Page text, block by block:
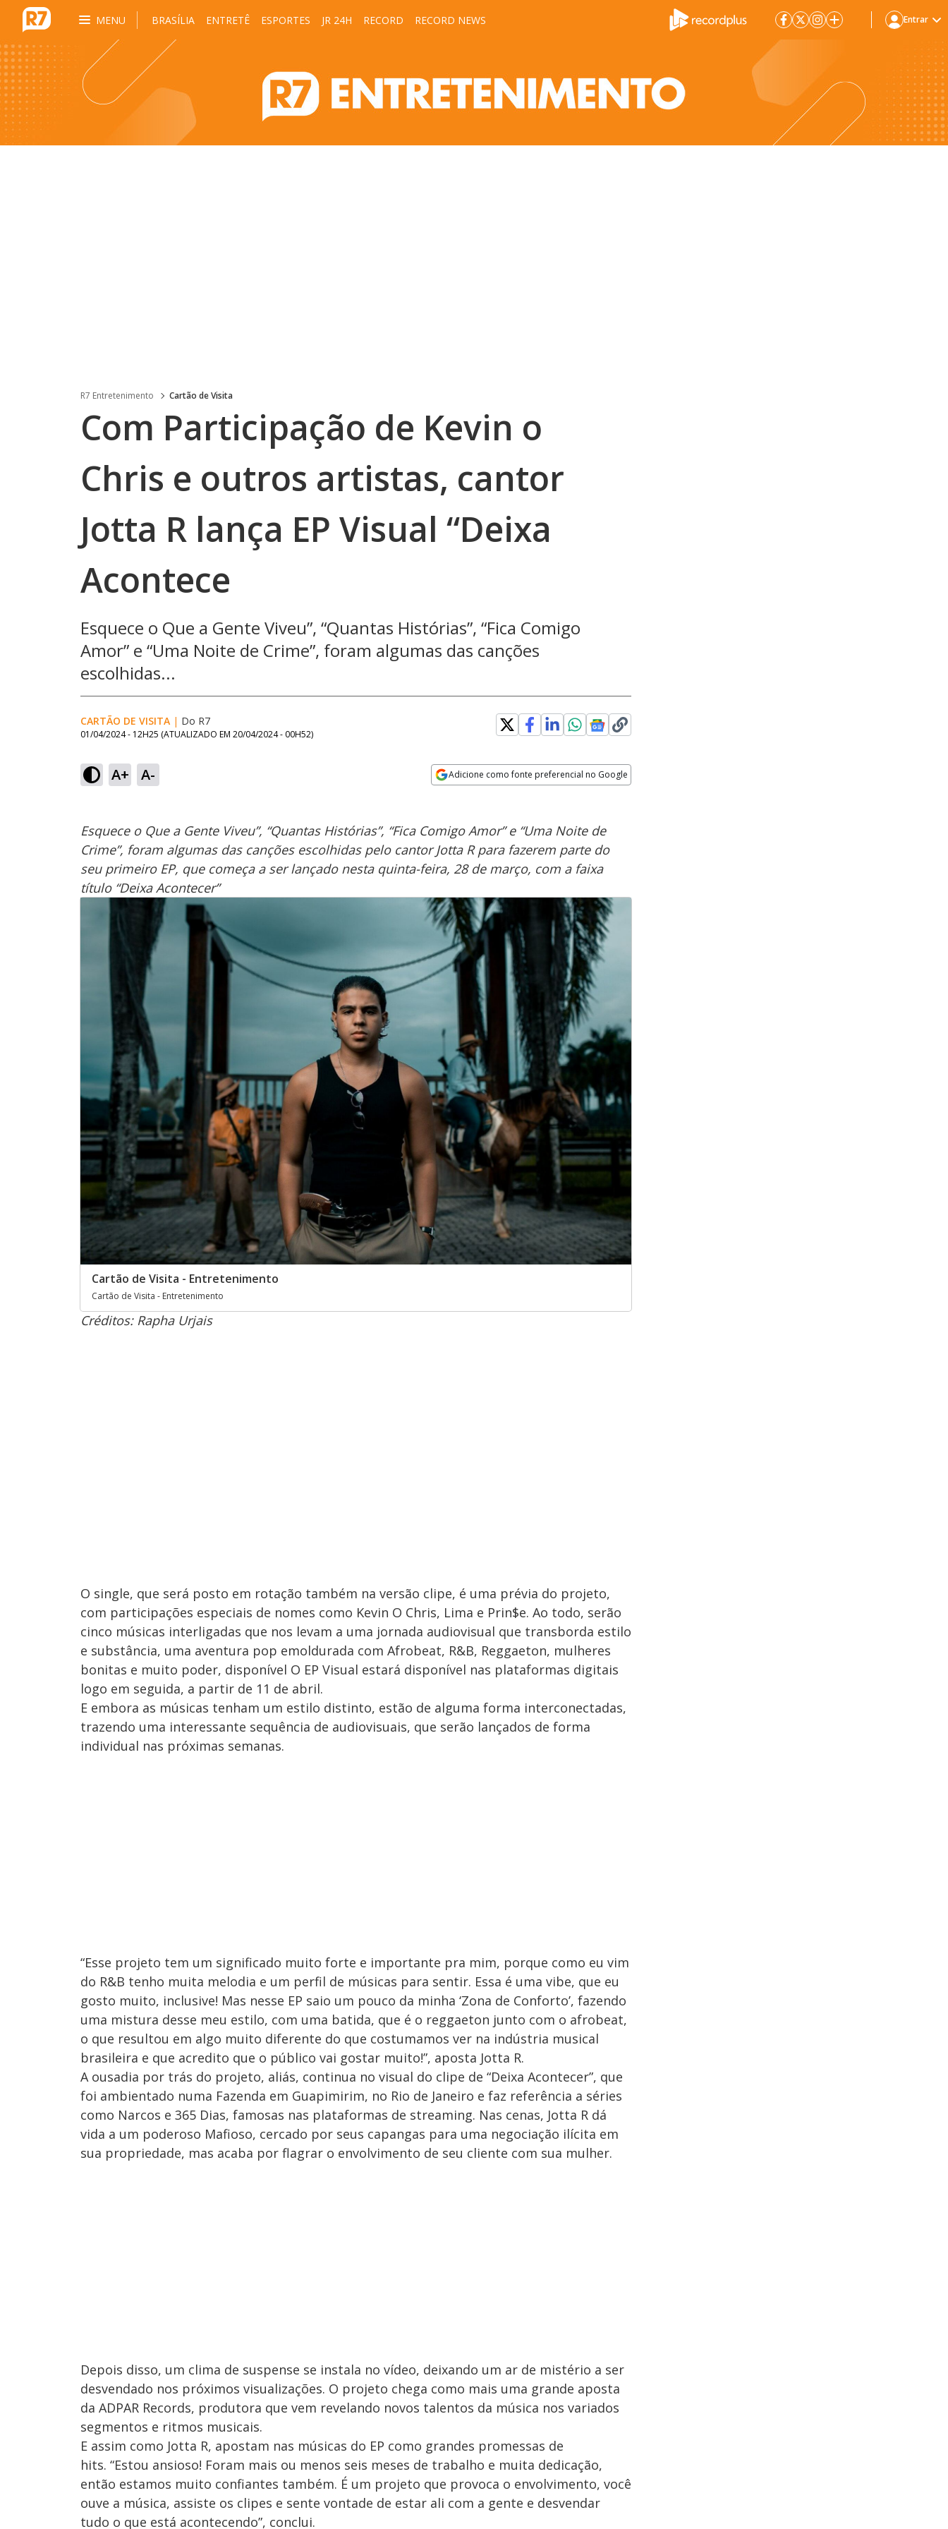
MENU BRASÍLIA ENTRETÊ ESPORTES JR 24H RECORD RECORD NEWS Entrar
R7 Entretenimento Cartão de Visita
Com Participação de Kevin o
Chris e outros artistas, cantor
Jotta R lança EP Visual “Deixa
Acontece
Esquece o Que a Gente Viveu”, “Quantas Histórias”, “Fica Comigo
Amor” e “Uma Noite de Crime”, foram algumas das canções
escolhidas...
CARTÃO DE VISITA | Do R7
01/04/2024 - 12H25 (ATUALIZADO EM 20/04/2024 - 00H52)
A+ A- Adicione como fonte preferencial no Google
Esquece o Que a Gente Viveu”, “Quantas Histórias”, “Fica Comigo Amor” e “Uma Noite de
Crime”, foram algumas das canções escolhidas pelo cantor Jotta R para fazerem parte do
seu primeiro EP, que começa a ser lançado nesta quinta-feira, 28 de março, com a faixa
título “Deixa Acontecer”
Cartão de Visita - Entretenimento
Cartão de Visita - Entretenimento
Créditos: Rapha Urjais
O single, que será posto em rotação também na versão clipe, é uma prévia do projeto,
com participações especiais de nomes como Kevin O Chris, Lima e Prin$e. Ao todo, serão
cinco músicas interligadas que nos levam a uma jornada audiovisual que transborda estilo
e substância, uma aventura pop emoldurada com Afrobeat, R&B, Reggaeton, mulheres
bonitas e muito poder, disponível O EP Visual estará disponível nas plataformas digitais
logo em seguida, a partir de 11 de abril.
E embora as músicas tenham um estilo distinto, estão de alguma forma interconectadas,
trazendo uma interessante sequência de audiovisuais, que serão lançados de forma
individual nas próximas semanas.
“Esse projeto tem um significado muito forte e importante pra mim, porque como eu vim
do R&B tenho muita melodia e um perfil de músicas para sentir. Essa é uma vibe, que eu
gosto muito, inclusive! Mas nesse EP saio um pouco da minha ‘Zona de Conforto’, fazendo
uma mistura desse meu estilo, com uma batida, que é o reggaeton junto com o afrobeat,
o que resultou em algo muito diferente do que costumamos ver na indústria musical
brasileira e que acredito que o público vai gostar muito!”, aposta Jotta R.
A ousadia por trás do projeto, aliás, continua no visual do clipe de “Deixa Acontecer”, que
foi ambientado numa Fazenda em Guapimirim, no Rio de Janeiro e faz referência a séries
como Narcos e 365 Dias, famosas nas plataformas de streaming. Nas cenas, Jotta R dá
vida a um poderoso Mafioso, cercado por seus capangas para uma negociação ilícita em
sua propriedade, mas acaba por flagrar o envolvimento de seu cliente com sua mulher.
Depois disso, um clima de suspense se instala no vídeo, deixando um ar de mistério a ser
desvendado nos próximos visualizações. O projeto chega como mais uma grande aposta
da ADPAR Records, produtora que vem revelando novos talentos da música nos variados
segmentos e ritmos musicais.
E assim como Jotta R, apostam nas músicas do EP como grandes promessas de
hits. “Estou ansioso! Foram mais ou menos seis meses de trabalho e muita dedicação,
então estamos muito confiantes também. É um projeto que provoca o envolvimento, você
ouve a música, assiste os clipes e sente vontade de estar ali com a gente e desvendar
tudo o que está acontecendo”, conclui.